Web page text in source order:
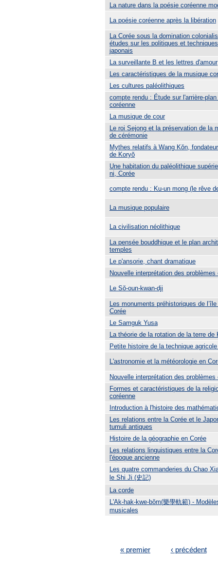
La nature dans la poésie coréenne
La poésie coréenne après la libération
La Corée sous la domination
études sur les politiques et
japonais
La surveillante B et les lettres d'amour
Les caractéristiques de la musique
Les cultures paléolithiques
compte rendu : Étude sur l'arrière-
coréenne
La musique de cour
Le roi Sejong et la préservation de la
de cérémonie
Mythes relatifs à Wang Kŏn,
de Koryŏ
Une habitation du paléolithique
ni, Corée
compte rendu : Ku-un mong (le rêve
La musique populaire
La civilisation néolithique
La pensée bouddhique et le plan
temples
Le p'ansorie, chant dramatique
Nouvelle interprétation des
Le Sŏ-oun-kwan-dji
Les monuments préhistoriques de
Corée
Le Samguk Yusa
La théorie de la rotation de la terre
Petite histoire de la technique
L'astronomie et la météorologie en
Nouvelle interprétation des
Formes et caractéristiques de la
coréenne
Introduction à l'histoire des
Les relations entre la Corée et le
tumuli antiques
Histoire de la géographie en Corée
Les relations linguistiques entre la
l'époque ancienne
Les quatre commanderies du Chao
le Shi Ji (史記)
La corde
L'Ak-hak-kwe-bŏm(樂學軌範) -
musicales
« premier ‹ précédent